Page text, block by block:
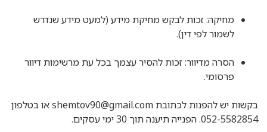
מחיקה: זכות לבקש מחיקת מידע (למעט מידע שנדרש
לשמור לפי דין).
הסרה מדיוור: זכות להסיר עצמך בכל עת מרשימות דיוור
פרסומי.
בקשות יש להפנות לכתובת shemtov90@gmail.com או בטלפון
052-5582854. הפנייה תיענה תוך 30 ימי עסקים.